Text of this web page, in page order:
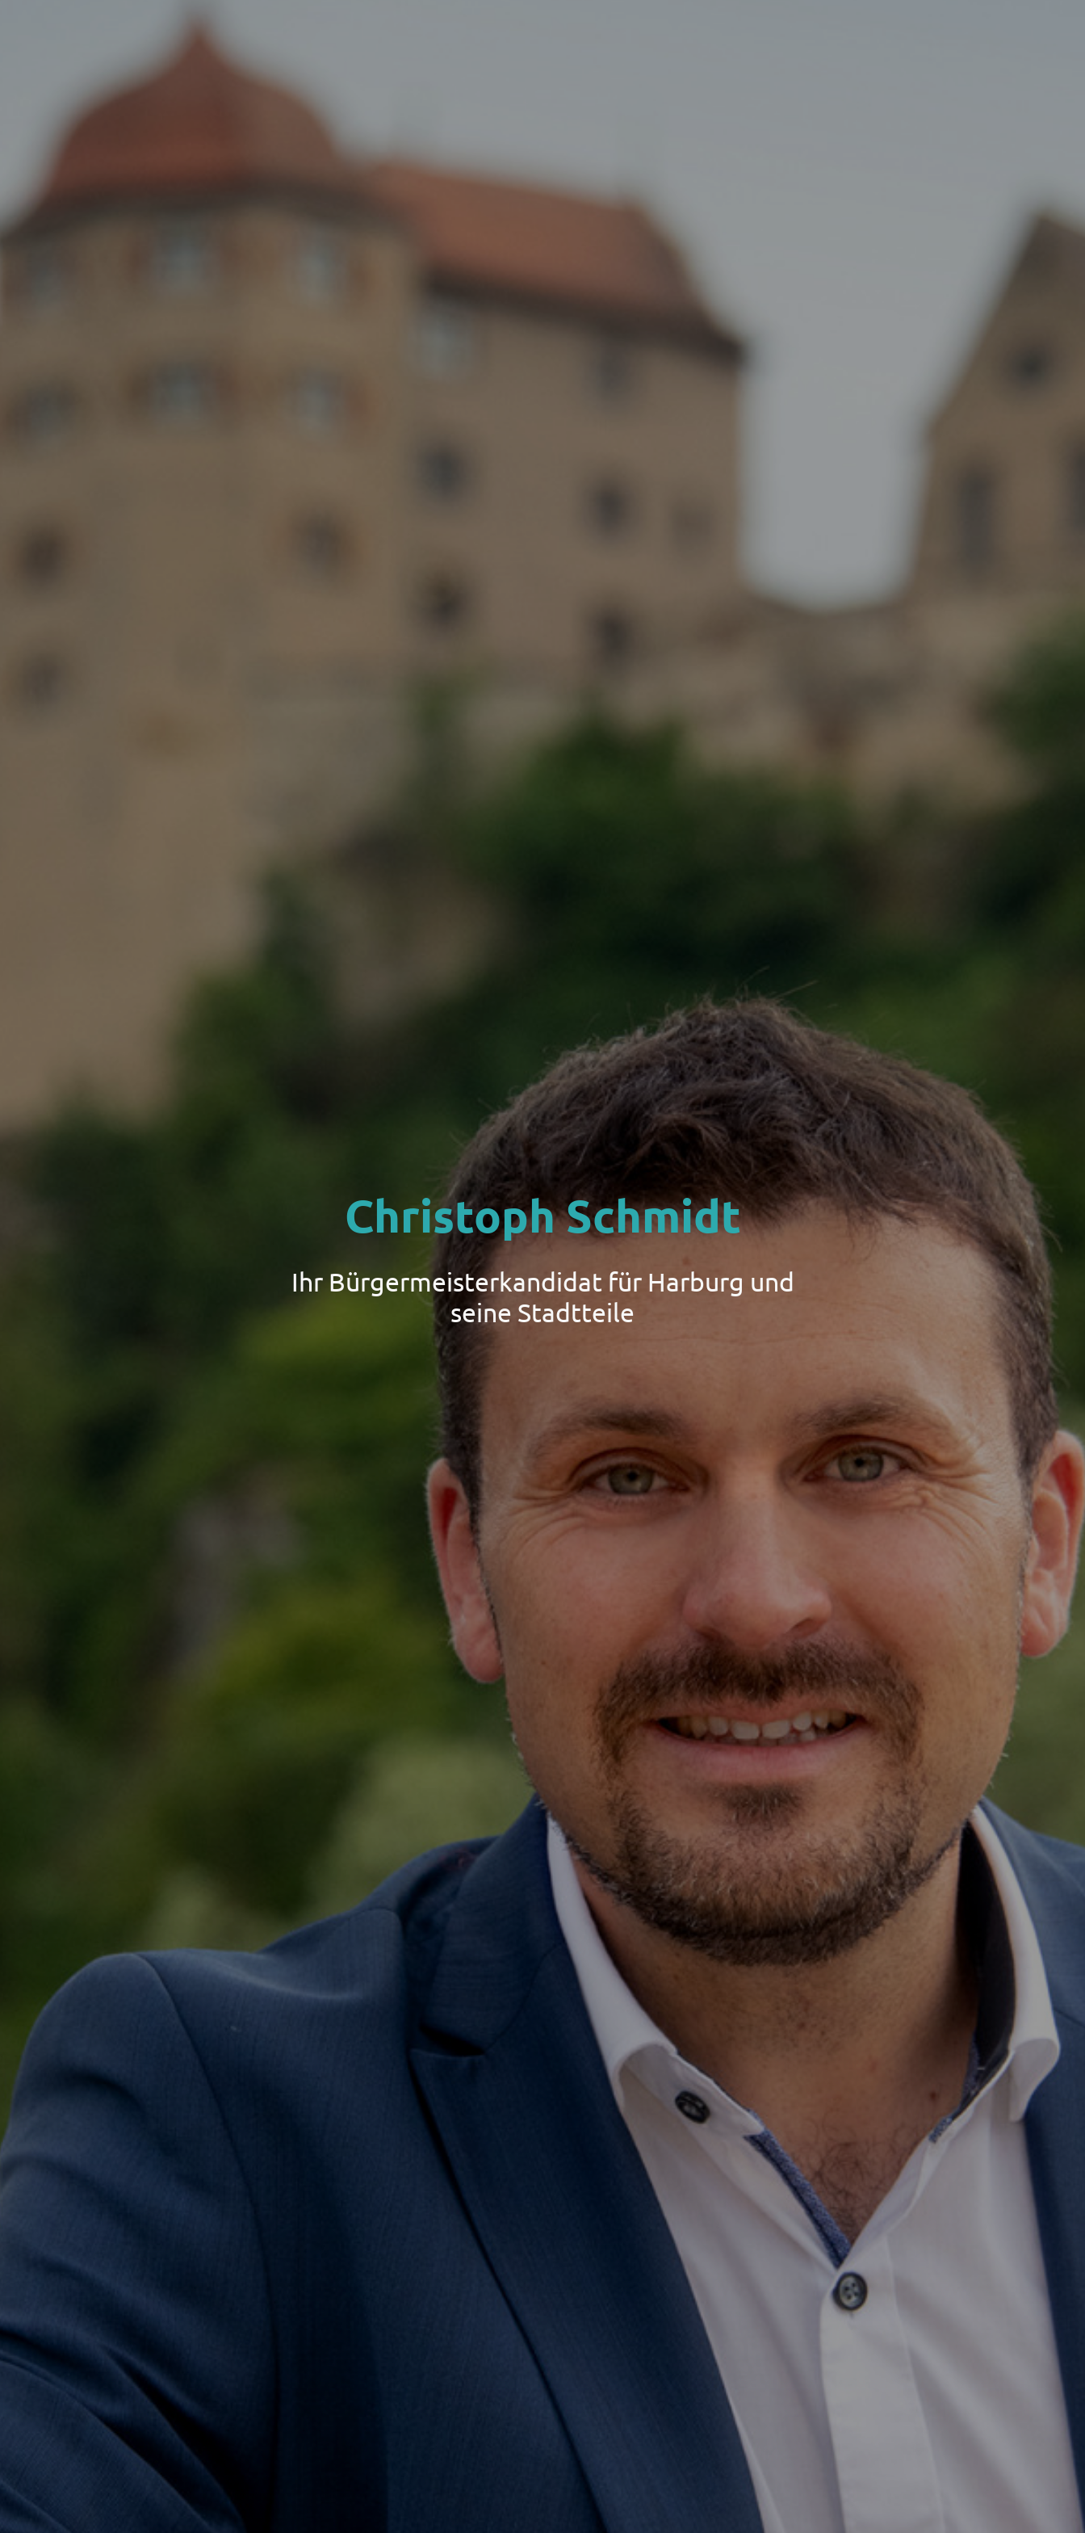
Christoph Schmidt
Ihr Bürgermeisterkandidat für Harburg und
seine Stadtteile